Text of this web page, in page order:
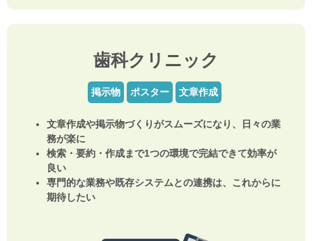
歯科クリニック
掲示物 ポスター 文章作成
文章作成や掲示物づくりがスムーズになり、日々の業
務が楽に
検索・要約・作成まで1つの環境で完結できて効率が
良い
専門的な業務や既存システムとの連携は、これからに
期待したい